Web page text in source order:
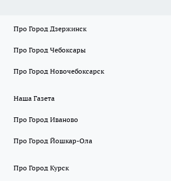
Про Город Дзержинск
Про Город Чебоксары
Про Город Новочебоксарск
Наша Газета
Про Город Иваново
Про Город Йошкар-Ола
Про Город Курск